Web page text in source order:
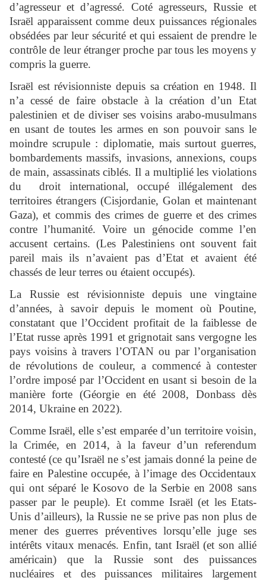
d’agresseur et d’agressé. Coté agresseurs, Russie et
Israël apparaissent comme deux puissances régionales
obsédées par leur sécurité et qui essaient de prendre le
contrôle de leur étranger proche par tous les moyens y
compris la guerre.
Israël est révisionniste depuis sa création en 1948. Il
n’a cessé de faire obstacle à la création d’un Etat
palestinien et de diviser ses voisins arabo-musulmans
en usant de toutes les armes en son pouvoir sans le
moindre scrupule : diplomatie, mais surtout guerres,
bombardements massifs, invasions, annexions, coups
de main, assassinats ciblés. Il a multiplié les violations
du droit international, occupé illégalement des
territoires étrangers (Cisjordanie, Golan et maintenant
Gaza), et commis des crimes de guerre et des crimes
contre l’humanité. Voire un génocide comme l’en
accusent certains. (Les Palestiniens ont souvent fait
pareil mais ils n’avaient pas d’Etat et avaient été
chassés de leur terres ou étaient occupés).
La Russie est révisionniste depuis une vingtaine
d’années, à savoir depuis le moment où Poutine,
constatant que l’Occident profitait de la faiblesse de
l’Etat russe après 1991 et grignotait sans vergogne les
pays voisins à travers l’OTAN ou par l’organisation
de révolutions de couleur, a commencé à contester
l’ordre imposé par l’Occident en usant si besoin de la
manière forte (Géorgie en été 2008, Donbass dès
2014, Ukraine en 2022).
Comme Israël, elle s’est emparée d’un territoire voisin,
la Crimée, en 2014, à la faveur d’un referendum
contesté (ce qu’Israël ne s’est jamais donné la peine de
faire en Palestine occupée, à l’image des Occidentaux
qui ont séparé le Kosovo de la Serbie en 2008 sans
passer par le peuple). Et comme Israël (et les Etats-
Unis d’ailleurs), la Russie ne se prive pas non plus de
mener des guerres préventives lorsqu’elle juge ses
intérêts vitaux menacés. Enfin, tant Israël (et son allié
américain) que la Russie sont des puissances
nucléaires et des puissances militaires largement